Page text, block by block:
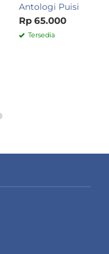
Antologi Puisi
Rp 65.000
Tersedia